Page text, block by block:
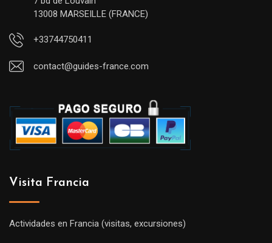
13008 MARSEILLE (FRANCE)
+33744750411
contact@guides-france.com
Visita Francia
Actividades en Francia (visitas, excursiones)